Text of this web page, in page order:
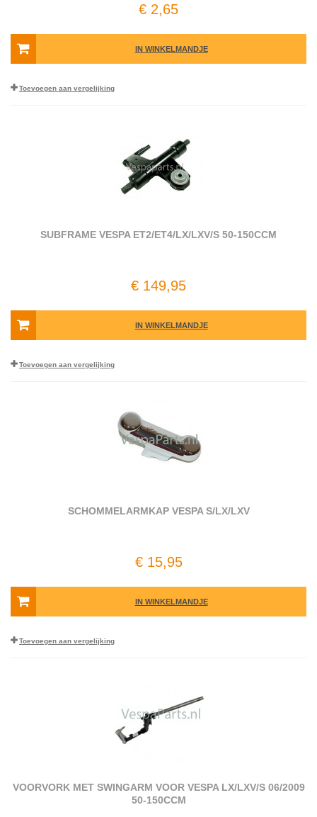
€ 2,65
IN WINKELMANDJE
Toevoegen aan vergelijking
SUBFRAME VESPA ET2/​ET4/​LX/​LXV/​S 50-150CCM
€ 149,95
IN WINKELMANDJE
Toevoegen aan vergelijking
SCHOMMELARMKAP VESPA S/LX/LXV
€ 15,95
IN WINKELMANDJE
Toevoegen aan vergelijking
VOORVORK MET SWINGARM VOOR VESPA LX/​LXV/​S 06/​2009
50-150CCM